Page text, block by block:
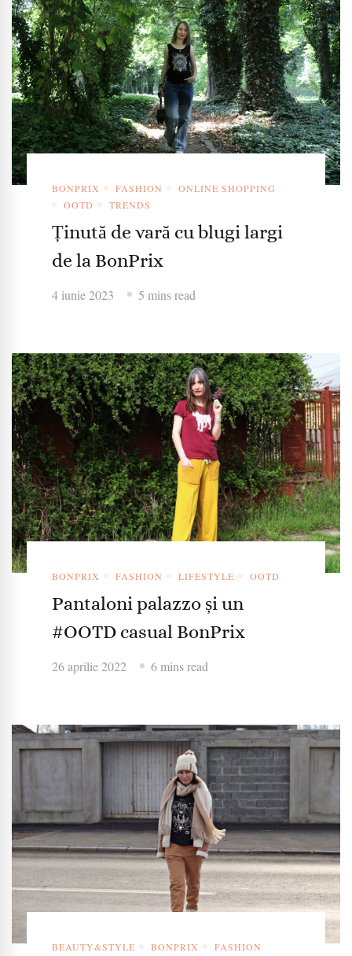
BONPRIX FASHION
ONLINE SHOPPING
OOTD
TRENDS
Ținută de vară cu blugi largi
de la BonPrix
4 iunie 2023 5 mins read
BONPRIX FASHION LIFESTYLE OOTD
Pantaloni palazzo și un
#OOTD casual BonPrix
26 aprilie 2022 6 mins read
BEAUTY&STYLE BONPRIX
FASHION